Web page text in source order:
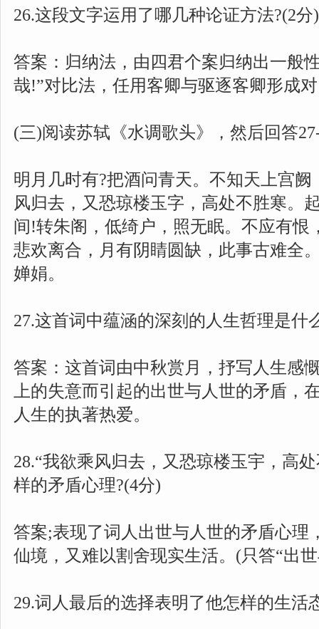
26.这段文字运用了哪几种论证方法?(2分)
答案：归纳法，由四君个案归纳出一般
哉!”对比法，任用客卿与驱逐客卿形成
(三)阅读苏轼《水调歌头》，然后回答
明月几时有?把酒问青天。不知天上宫阙
风归去，又恐琼楼玉字，高处不胜寒。
间!转朱阁，低绮户，照无眠。不应有恨
悲欢离合，月有阴睛圆缺，此事古难全
婵娟。
27.这首词中蕴涵的深刻的人生哲理是什
答案：这首词由中秋赏月，抒写人生感
上的失意而引起的出世与人世的矛盾，
人生的执著热爱。
28.“我欲乘风归去，又恐琼楼玉宇，高
样的矛盾心理?(4分)
答案;表现了词人出世与人世的矛盾心理
仙境，又难以割舍现实生活。(只答“出
29.词人最后的选择表明了他怎样的生活